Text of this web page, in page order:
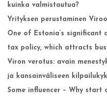
kuinka valmistautua?
Yrityksen perustaminen
One of Estonia’s significant
tax policy, which attracts
Viron verotus: avain
ja kansainväliseen
Some influencer – Why start